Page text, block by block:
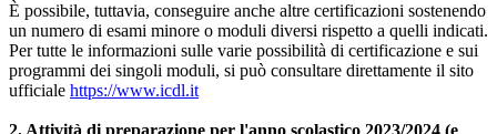
È possibile, tuttavia, conseguire anche altre certificazioni sostenendo
un numero di esami minore o moduli diversi rispetto a quelli indicati.
Per tutte le informazioni sulle varie possibilità di certificazione e sui
programmi dei singoli moduli, si può consultare direttamente il sito
ufficiale https://www.icdl.it